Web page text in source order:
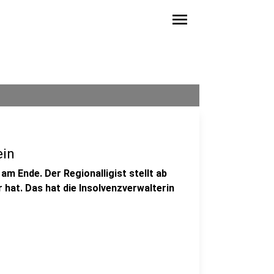
menu
Ende. Der Regionalligist stellt ab
Das hat die Insolvenzverwalterin